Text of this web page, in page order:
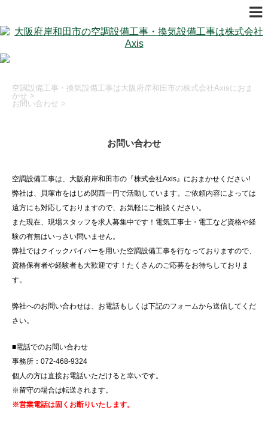
空調設備工事・換気設備工事は大阪府岸和田市の株式会社Axisにおま
かせ >
お問い合わせ >
お問い合わせ
空調設備工事は、大阪府岸和田市の『株式会社Axis』におまかせください!
弊社は、貝塚市をはじめ関西一円で活動しています。ご依頼内容によっては
遠方にも対応しておりますので、お気軽にご相談ください。
また現在、現場スタッフを求人募集中です！電気工事士・電工など資格や経
験の有無はいっさい問いません。
弊社ではクイックパイパーを用いた空調設備工事を行なっておりますので、
資格保有者や経験者も大歓迎です！たくさんのご応募をお待ちしておりま
す。
弊社へのお問い合わせは、お電話もしくは下記のフォームから送信してくだ
さい。
■電話でのお問い合わせ
事務所：072-468-9324
個人の方は直接お電話いただけると幸いです。
※留守の場合は転送されます。
※営業電話は固くお断りいたします。